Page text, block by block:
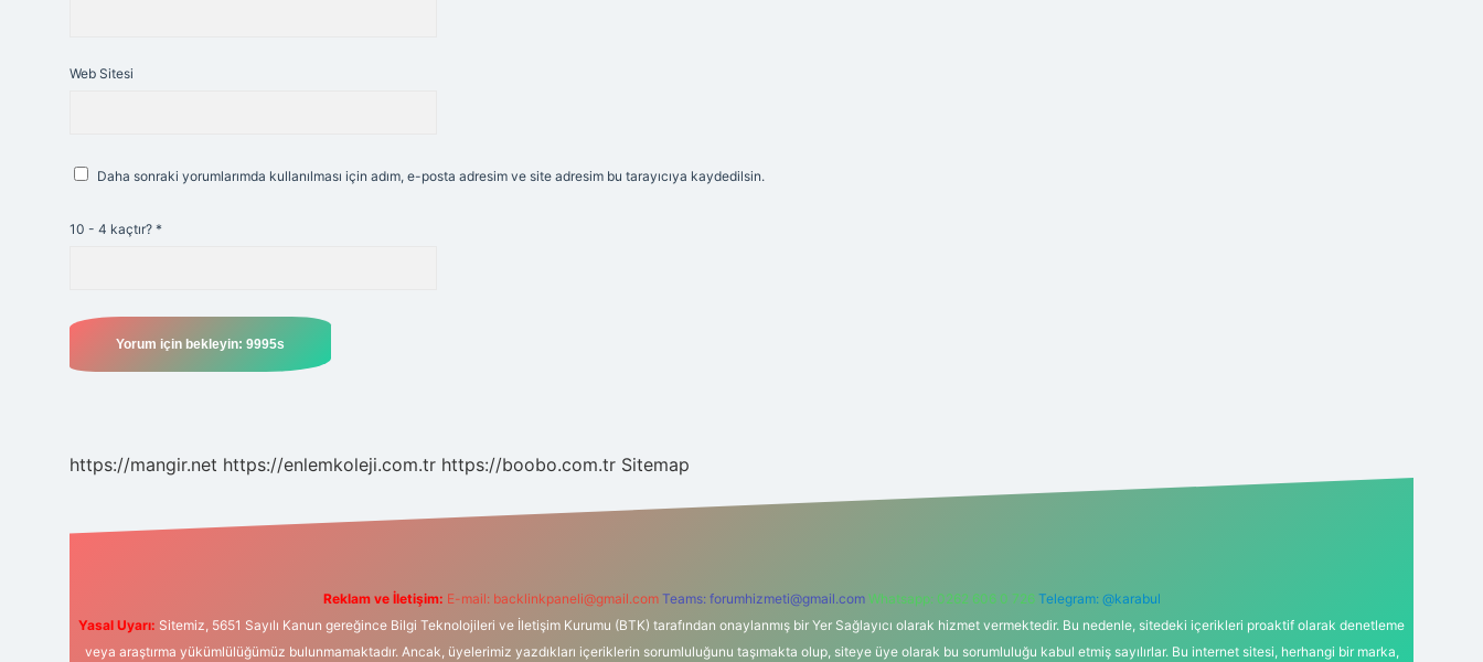
Web Sitesi
Daha sonraki yorumlarımda kullanılması için adım, e-posta adresim ve site adresim bu tarayıcıya kaydedilsin.
10 - 4 kaçtır? *
https://mangir.net https://enlemkoleji.com.tr https://boobo.com.tr Sitemap
Reklam ve İletişim: E-mail: backlinkpaneli@gmail.com Teams: forumhizmeti@gmail.com Whatsapp: 0262 606 0 726 Telegram: @karabul
Yasal Uyarı: Sitemiz, 5651 Sayılı Kanun gereğince Bilgi Teknolojileri ve İletişim Kurumu (BTK) tarafından onaylanmış bir Yer Sağlayıcı olarak hizmet vermektedir. Bu nedenle, sitedeki içerikleri proaktif olarak denetleme
veya araştırma yükümlülüğümüz bulunmamaktadır. Ancak, üyelerimiz yazdıkları içeriklerin sorumluluğunu taşımakta olup, siteye üye olarak bu sorumluluğu kabul etmiş sayılırlar. Bu internet sitesi, herhangi bir marka,